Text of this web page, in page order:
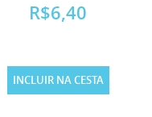
R$6,40
INCLUIR NA CESTA